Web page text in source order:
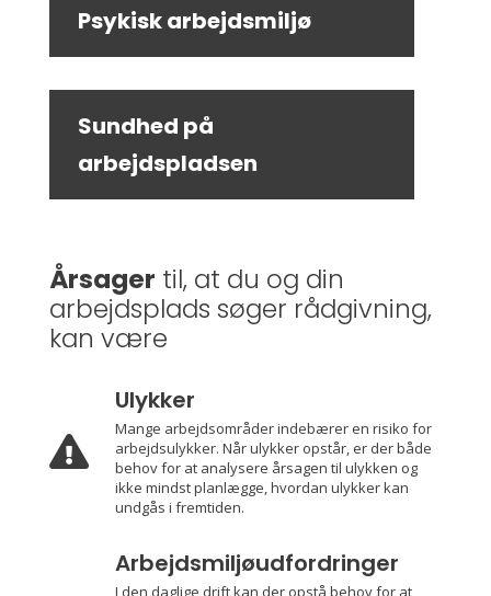
Psykisk arbejdsmiljø
Sundhed på
arbejdspladsen
Årsager til, at du og din
arbejdsplads søger rådgivning,
kan være

Ulykker
Mange arbejdsområder indebærer en risiko for
arbejdsulykker. Når ulykker opstår, er der både
behov for at analysere årsagen til ulykken og
ikke mindst planlægge, hvordan ulykker kan
undgås i fremtiden.
Arbejdsmiljøudfordringer
I den daglige drift kan der opstå behov for at